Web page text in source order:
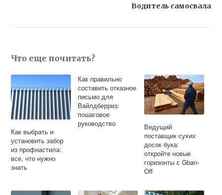
Водитель cамосвала
Что еще почитать?
Как выбрать и
установить забор
из профнастила:
все, что нужно
знать
Как правильно
составить отказное
письмо для
Вайлдберриз:
пошаговое
руководство
Ведущий
поставщик сухих
досок бука:
откройте новые
горизонты с Gban-
Off